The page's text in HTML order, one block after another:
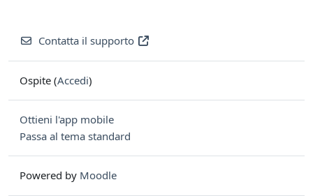
Contatta il supporto
Ospite (Accedi)
Ottieni l'app mobile
Passa al tema standard
Powered by Moodle